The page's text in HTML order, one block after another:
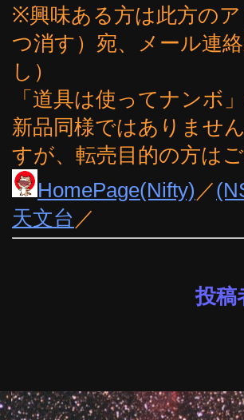
※興味ある方は此方の
つ消す）宛、メール連
し）
「道具は使ってナンボ
新品同様ではありませ
すが、転売目的の方は
HomePage(Nifty) ／
天文台 ／
投稿